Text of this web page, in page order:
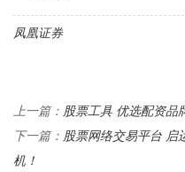
凤凰证券
上一篇： 股票工具 优选配资品
下一篇： 股票网络交易平台 启
机！